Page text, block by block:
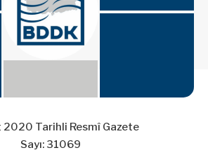
2020 Tarihli Resmî Gazete
Sayı: 31069